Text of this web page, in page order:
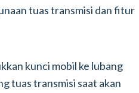
tuas transmisi dan fitur
kunci mobil ke lubang
tuas transmisi saat akan